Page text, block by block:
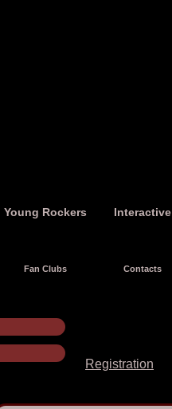
Young Rockers Interactive
Fan Clubs Contacts
Registration